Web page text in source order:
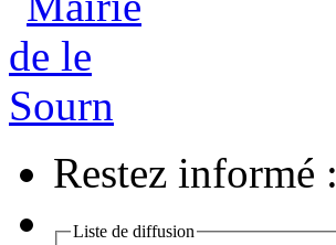
Restez informé :
Liste de diffusion